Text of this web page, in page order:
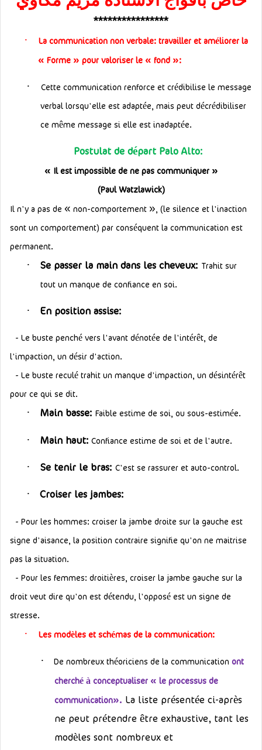
****************
· La communication non verbale: travailler et améliorer la
» Forme « pour valoriser le » fond «:
·
Cette communication renforce et crédibilise le message
verbal lorsqu'elle est adaptée, mais peut décrédibiliser
ce même message si elle est inadaptée.
Postulat de départ Palo Alto:
» Il est impossible de ne pas communiquer «
(Paul Watzlawick)
Il n'y a pas de » non-comportement «, (le silence et l'inaction
sont un comportement) par conséquent la communication est
permanent.
· Se passer la main dans les cheveux: Trahit sur
tout un manque de confiance en soi.
· En position assise:
- Le buste penché vers l'avant dénotée de l'intérêt, de
l'impaction, un désir d'action.
- Le buste reculé trahit un manque d'impaction, un désintérêt
pour ce qui se dit.
· Main basse:Faible estime de soi, ou sous-estimée.
· Main haut: Confiance estime de soi et de l'autre.
· Se tenir le bras:C'est se rassurer et auto-control.
· Croiser les jambes:
- Pour les hommes: croiser la jambe droite sur la gauche est
signe d'aisance, la position contraire signifie qu'on ne maitrise
pas la situation.
- Pour les femmes: droitières, croiser la jambe gauche sur la
droit veut dire qu'on est détendu, l'opposé est un signe de
stresse.
· Les modèles et schémas de la communication:
· De nombreux théoriciens de la communicationont
cherché à conceptualiser» le processus de
communication«. La liste présentée ci-après
ne peut prétendre être exhaustive, tant les
modèles sont nombreux et